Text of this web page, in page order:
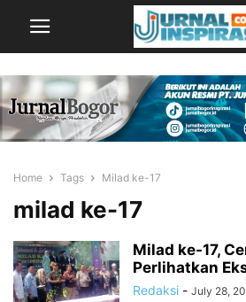
Home Tags Milad ke-17
milad ke-17
Milad ke-17,
Perlihatkan
Redaksi - July 28,